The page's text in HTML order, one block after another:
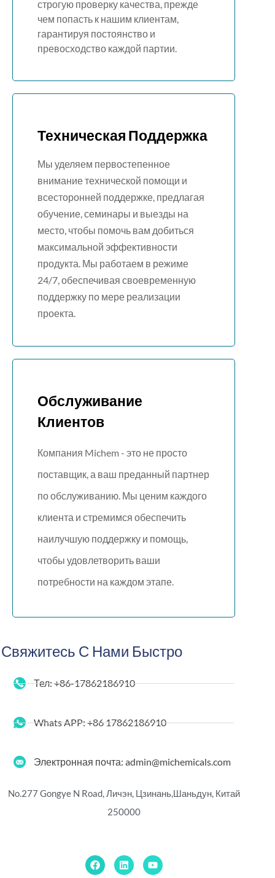
строгую проверку качества, прежде
чем попасть к нашим клиентам,
гарантируя постоянство и
превосходство каждой партии.
Техническая Поддержка
Мы уделяем первостепенное
внимание технической помощи и
всесторонней поддержке, предлагая
обучение, семинары и выезды на
место, чтобы помочь вам добиться
максимальной эффективности
продукта. Мы работаем в режиме
24/7, обеспечивая своевременную
поддержку по мере реализации
проекта.
Обслуживание
Клиентов
Компания Michem - это не просто
поставщик, а ваш преданный партнер
по обслуживанию. Мы ценим каждого
клиента и стремимся обеспечить
наилучшую поддержку и помощь,
чтобы удовлетворить ваши
потребности на каждом этапе.
Свяжитесь С Нами Быстро
Тел: +86-17862186910
Whats APP: +86 17862186910
Электронная почта: admin@michemicals.com
No.277 Gongye N Road, Личэн, Цзинань,Шаньдун, Китай
250000